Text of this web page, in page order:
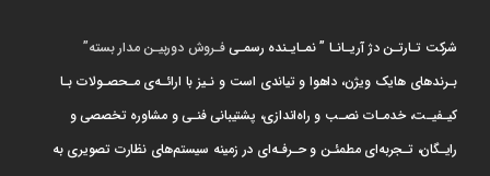
شرکت تـارتـن دژ آریـانـا ” نمـایـنده رسمـیفـروش دوربیـن مدار بسته”
بـرندهای هایک ویژن، داهوا و تیاندی است و نـیز با ارائـه‌ی مـحصـولات بـا
کیـفیـت، خدمـات نصـب و راه‌اندازی، پشتیبانی فنـی و مشاوره تخصصی و
رایـگان، تـجربه‌ای مطمئـن و حـرفـه‌ای در زمینه سیستم‌های نظارت تصویری به